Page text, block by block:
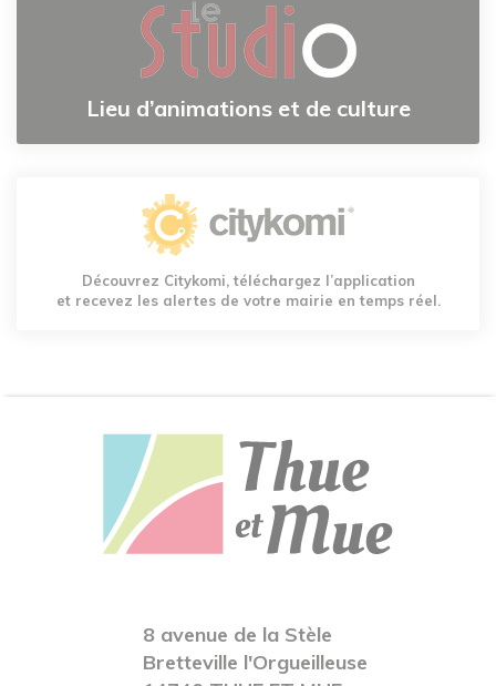
Lieu d’animations et de culture
Découvrez Citykomi, téléchargez l’application
et recevez les alertes de votre mairie en temps réel.
8 avenue de la Stèle
Bretteville l'Orgueilleuse